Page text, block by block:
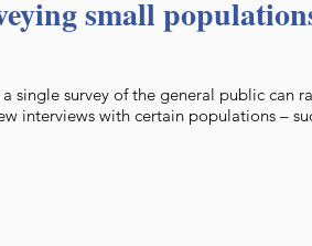
small
single survey of the general public can
interviews with certain populations –